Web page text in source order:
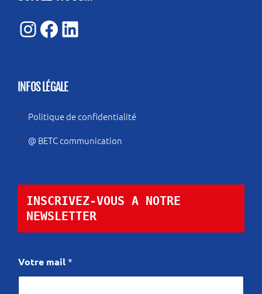
Instagram
Facebook
LinkedIn
INFOS LÉGALE
Politique de confidentialité
@ BETC communication
INSCRIVEZ-VOUS A NOTRE
NEWSLETTER
a
i
Votre mail *